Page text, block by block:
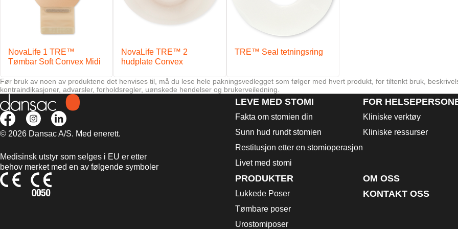
NovaLife 1 TRE™
Tømbar Soft Convex Midi
NovaLife TRE™ 2
hudplate Convex
TRE™ Seal tetningsring
Før bruk av noen av produktene det henvises til, må du lese hele pakningsvedlegget som følger med hvert produkt, for tiltenkt bruk,
kontraindikasjoner, advarsler, forholdsregler, uønskede hendelser og brukerveiledning.
© 2026 Dansac A/S. Med enerett.
Medisinsk utstyr som selges i EU er etter
behov merket med en av følgende symboler
LEVE MED STOMI
Fakta om stomien din
Sunn hud rundt stomien
Restitusjon etter en stomioperasjon
Livet med stomi
FOR
Kliniske verktøy
Kliniske ressurser
PRODUKTER
Lukkede Poser
Tømbare poser
Urostomiposer
OM OSS
KONTAKT OSS